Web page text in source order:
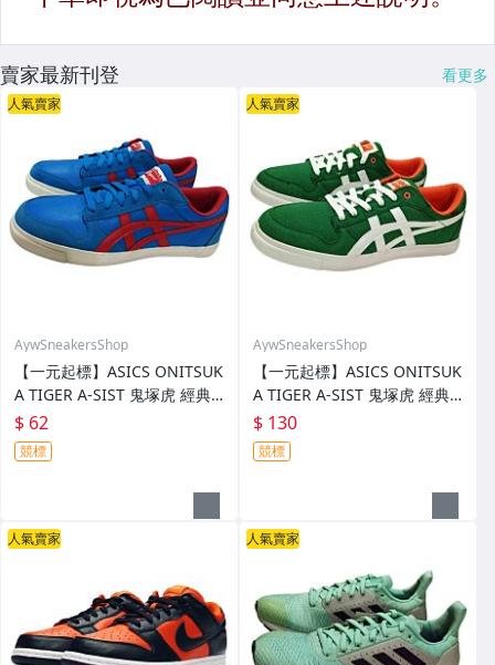
賣家最新刊登 看更多
人氣賣家
AywSneakersShop
【一元起標】ASICS ONITSUK
A TIGER A-SIST 鬼塚虎 經典
復古 穿搭 板鞋 平底鞋 運動鞋
休閒鞋 us8 26cm 週日結標
$ 62
競標
人氣賣家
AywSneakersShop
【一元起標】ASICS ONITSUK
A TIGER A-SIST 鬼塚虎 經典
復古 穿搭 板鞋 平底鞋 運動鞋
休閒鞋 us8.5 26.5.cm 週日結
標
$ 130
競標
人氣賣家 人氣賣家